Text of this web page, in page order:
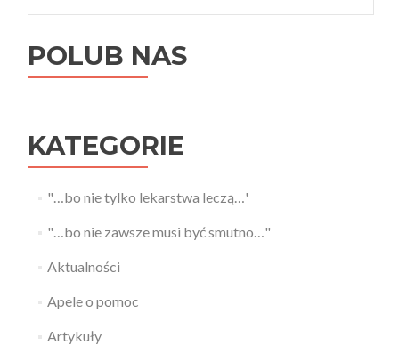
POLUB NAS
KATEGORIE
"…bo nie tylko lekarstwa leczą…'
"…bo nie zawsze musi być smutno…"
Aktualności
Apele o pomoc
Artykuły